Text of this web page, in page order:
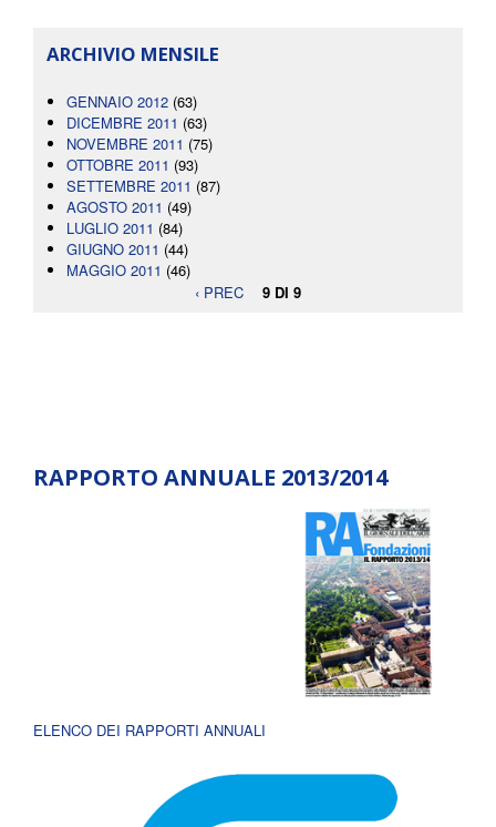
ARCHIVIO MENSILE
GENNAIO 2012 (63)
DICEMBRE 2011 (63)
NOVEMBRE 2011 (75)
OTTOBRE 2011 (93)
SETTEMBRE 2011 (87)
AGOSTO 2011 (49)
LUGLIO 2011 (84)
GIUGNO 2011 (44)
MAGGIO 2011 (46)
‹ PREC
9 DI 9
RAPPORTO ANNUALE 2013/2014
ELENCO DEI RAPPORTI ANNUALI